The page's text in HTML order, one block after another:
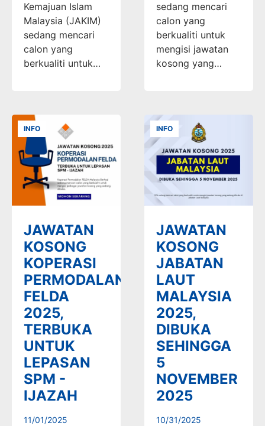
Kemajuan Islam
Malaysia (JAKIM)
sedang mencari
calon yang
berkualiti untuk…
sedang mencari
calon yang
berkualiti untuk
mengisi jawatan
kosong yang…
INFO
JAWATAN
KOSONG
KOPERASI
PERMODALAN
FELDA
2025,
TERBUKA
UNTUK
LEPASAN
SPM -
IJAZAH
11/01/2025
INFO
JAWATAN
KOSONG
JABATAN
LAUT
MALAYSIA
2025,
DIBUKA
SEHINGGA
5
NOVEMBER
2025
10/31/2025